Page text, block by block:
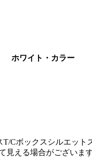
ホワイト・カラー
える場合がございま